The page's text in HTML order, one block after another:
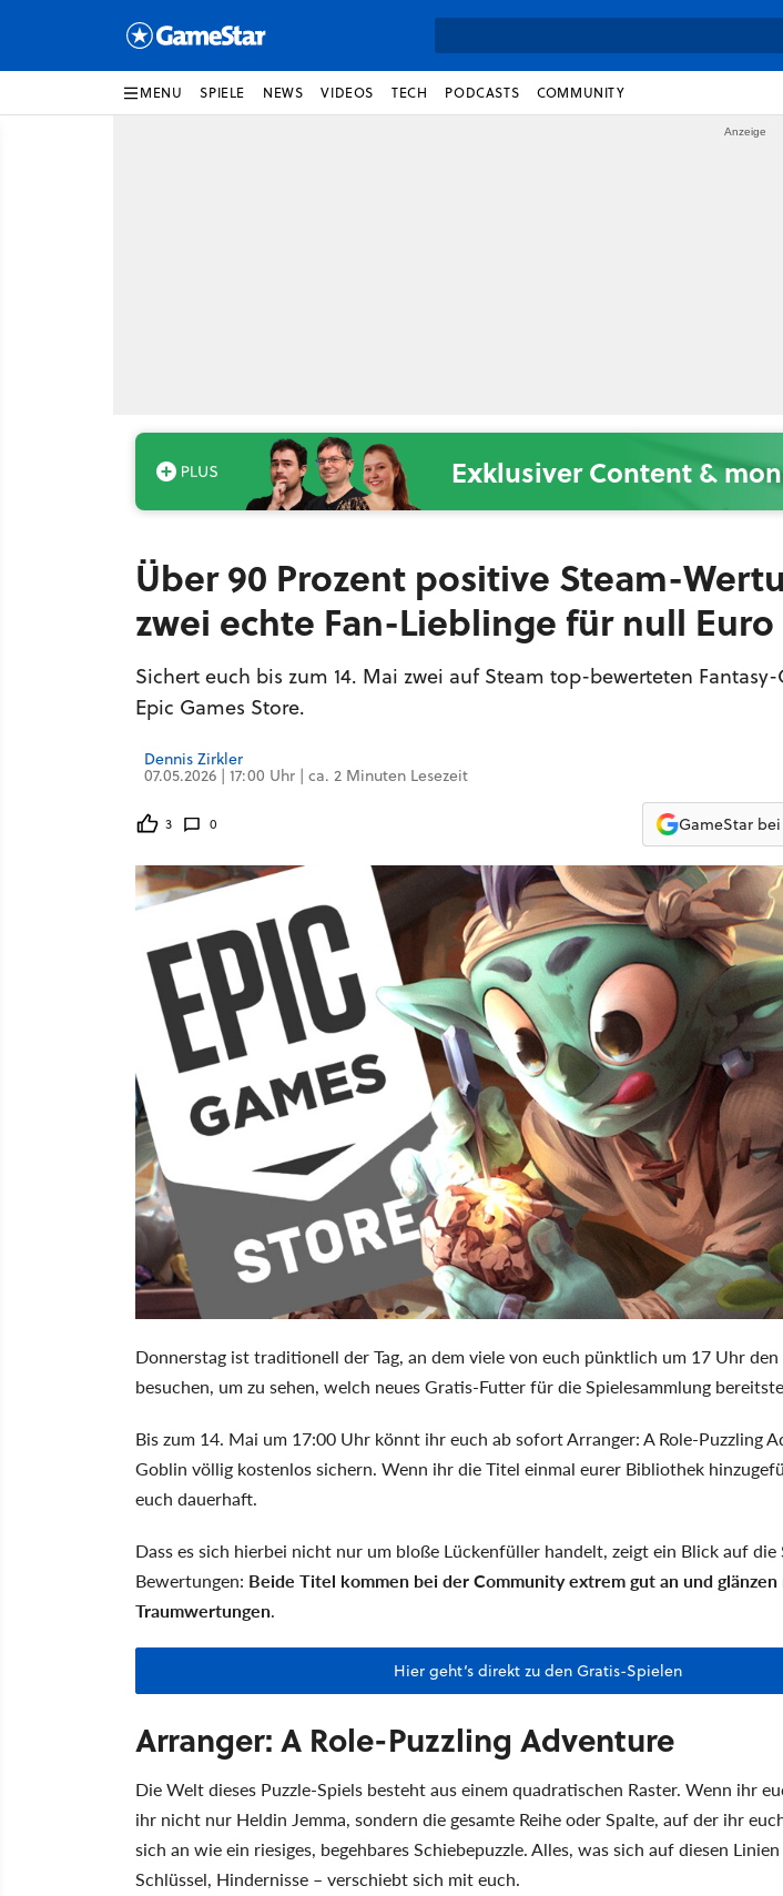
MENU SPIELE NEWS VIDEOS TECH PODCASTS COMMUNITY
Exklusiver Content &
Über 90 Prozent positive Steam-
zwei echte Fan-Lieblinge für null Euro
Sichert euch bis zum 14. Mai zwei auf Steam top-bewerteten
Epic Games Store.
Dennis Zirkler
07.05.2026 | 17:00 Uhr | ca. 2 Minuten Lesezeit
3 0 GameStar
Donnerstag ist traditionell der Tag, an dem viele von euch pünktlich um 17 Uhr den
besuchen, um zu sehen, welch neues Gratis-Futter für die Spielesammlung
Bis zum 14. Mai um 17:00 Uhr könnt ihr euch ab sofort Arranger: A Role-Puzzling
Goblin völlig kostenlos sichern. Wenn ihr die Titel einmal eurer Bibliothek
euch dauerhaft.
Dass es sich hierbei nicht nur um bloße Lückenfüller handelt, zeigt ein Blick auf die
Bewertungen: Beide Titel kommen bei der Community extrem gut an und
Traumwertungen.
Hier geht‘s direkt zu den Gratis-Spielen
Arranger: A Role-Puzzling Adventure
Die Welt dieses Puzzle-Spiels besteht aus einem quadratischen Raster. Wenn ihr
ihr nicht nur Heldin Jemma, sondern die gesamte Reihe oder Spalte, auf der ihr
sich an wie ein riesiges, begehbares Schiebepuzzle. Alles, was sich auf diesen
Schlüssel, Hindernisse – verschiebt sich mit euch.